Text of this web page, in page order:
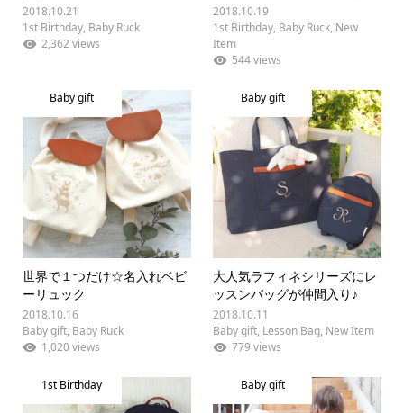
2018.10.21
1st Birthday, Baby Ruck
2,362 views
2018.10.19
1st Birthday, Baby Ruck, New
Item
544 views
Baby gift
世界で１つだけ☆名入れベビ
ーリュック
2018.10.16
Baby gift, Baby Ruck
1,020 views
Baby gift
大人気ラフィネシリーズにレ
ッスンバッグが仲間入り♪
2018.10.11
Baby gift, Lesson Bag, New Item
779 views
1st Birthday Baby gift